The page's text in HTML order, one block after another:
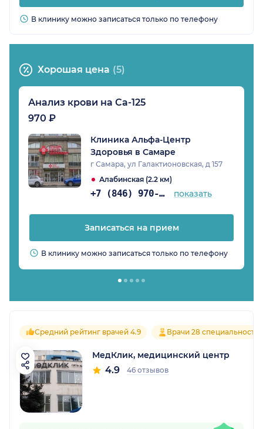
В клинику можно записаться только по телефону
Хорошая цена (5)
Анализ крови на Са-125
970 ₽
Клиника Альфа-Центр
Здоровья в Самаре
г Самара, ул Галактионовская, д 157
Алабинская (2.2 км)
+7 (846) 970-74-07 показать
Записаться на прием
В клинику можно записаться только по телефону
Средний рейтинг врачей 4.9 Врачи 28
МедКлик, медицинский центр
4.9 46 отзывов